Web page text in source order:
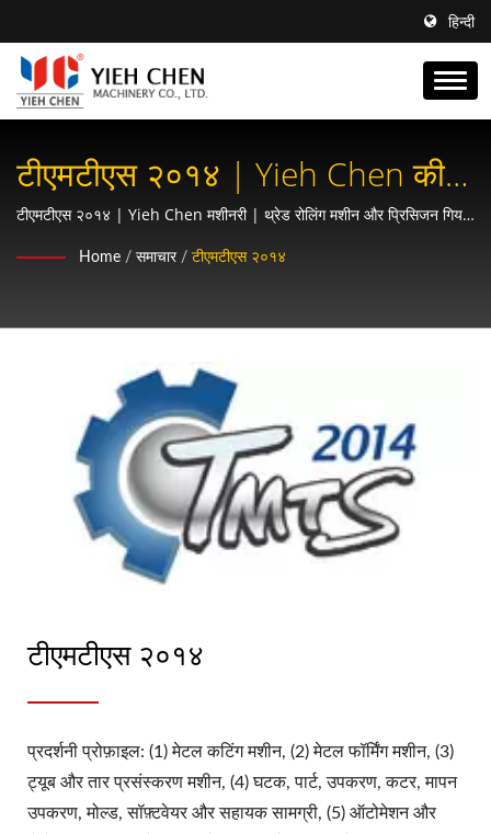
हिन्दी
टीएमटीएस २०१४ | Yieh Chen की
स्प्लाइन रोलिंग मशीनें: ऑटोमोटिव और
एरोस्पेस ड्राइवट्रेन के लिए आवश्यक
टीएमटीएस २०१४ | Yieh Chen मशीनरी | थ्रेड रोलिंग मशीन और प्रिसिजन गियर
Home / समाचार / टीएमटीएस २०१४
टीएमटीएस २०१४
प्रदर्शनी प्रोफ़ाइल: (1) मेटल कटिंग मशीन, (2) मेटल फॉर्मिंग मशीन, (3)
ट्यूब और तार प्रसंस्करण मशीन, (4) घटक, पार्ट, उपकरण, कटर, मापन
उपकरण, मोल्ड, सॉफ़्टवेयर और सहायक सामग्री, (5) ऑटोमेशन और